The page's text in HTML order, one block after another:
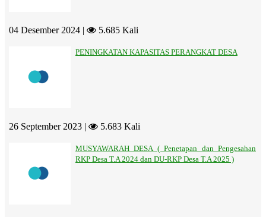
04 Desember 2024 | 5.685 Kali
PENINGKATAN KAPASITAS PERANGKAT DESA
26 September 2023 | 5.683 Kali
MUSYAWARAH DESA ( Penetapan dan Pengesahan
RKP Desa T.A 2024 dan DU-RKP Desa T.A 2025 )